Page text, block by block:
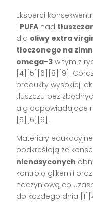
Eksperci
i PUFA nad
dla oliwy extra
tłoczonego na
omega-3 w tym z
[4][5][6][8][9].
produkty wysokiej
tłuszczu bez
alg odpowiadające
[5][6][9].
Materiały
podkreślają że
nienasyconych
kontrolę glikemii
naczyniową co
do każdego dnia